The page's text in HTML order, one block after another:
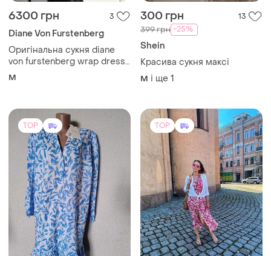
6300 грн 3
Diane Von Furstenberg
Оригінальна сукня diane
von furstenberg wrap dress
m
M
300 грн 13
399 грн -25%
Shein
Красива сукня максі
M і ще 1
TOP TOP